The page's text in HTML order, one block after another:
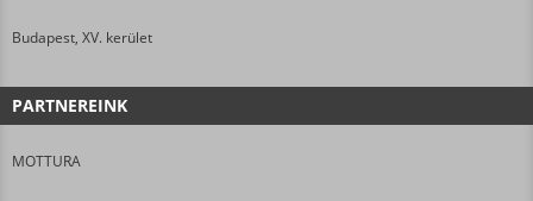
Budapest, XV. kerület
PARTNEREINK
MOTTURA